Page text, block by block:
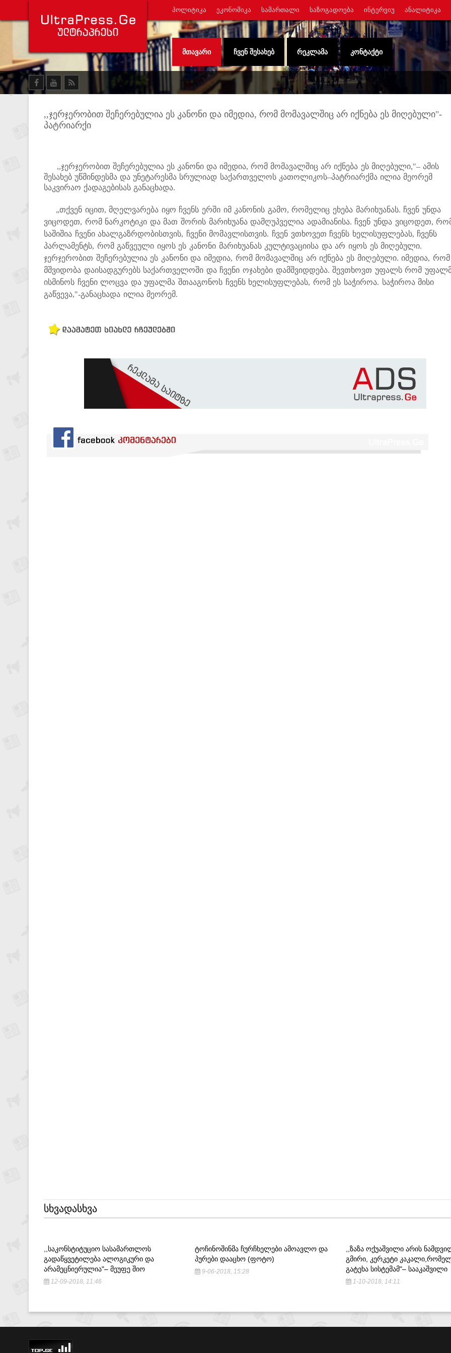
ᲞᲝᲚᲘᲢᲘᲙᲐ ᲔᲙᲝᲜᲝᲛᲘᲙᲐ ᲡᲐᲛᲐᲠᲗᲐᲚᲘ ᲡᲐᲖᲝᲒᲐᲓᲝᲔᲑᲐ ᲘᲜᲢᲔᲠᲕᲘᲣ ᲐᲜᲐᲚᲘᲢᲘᲙᲐ
ᲛᲗᲐᲕᲐᲠᲘ ᲩᲕᲔᲜ ᲨᲔᲡᲐᲮᲔᲑ ᲠᲔᲙᲚᲐᲛᲐ ᲙᲝᲜᲢᲐᲥᲢᲘ
,,ჯერჯერობით შეჩერებულია ეს კანონი და იმედია, რომ მომავალშიც არ იქნება ეს მიღებული"-
პატრიარქი
,,ჯერჯერობით შეჩერებულია ეს კანონი და იმედია, რომ მომავალშიც არ იქნება ეს მიღებული,"– ამის
შესახებ უწმინდესმა და უნეტარესმა სრულიად საქართველოს კათოლიკოს–პატრიარქმა ილია მეორემ
საკვირაო ქადაგებისას განაცხადა.
„თქვენ იცით, მღელვარება იყო ჩვენს ერში იმ კანონის გამო, რომელიც ეხება მარიხუანას. ჩვენ უნდა
ვიცოდეთ, რომ ნარკოტიკი და მათ შორის მარიხუანა დამღუპველია ადამიანისა. ჩვენ უნდა ვიცოდეთ,
საშიშია ჩვენი ახალგაზრდობისთვის, ჩვენი მომავლისთვის. ჩვენ ვთხოვეთ ჩვენს ხელისუფლებას, ჩვენს
პარლამენტს, რომ გაწვეული იყოს ეს კანონი მარიხუანას კულტივაციისა და არ იყოს ეს მიღებული.
ჯერჯერობით შეჩერებულია ეს კანონი და იმედია, რომ მომავალშიც არ იქნება ეს მიღებული. იმედია, რომ
მშვიდობა დაისადგურებს საქართველოში და ჩვენი ოჯახები დამშვიდდება. შევთხოვთ უფალს რომ
ისმინოს ჩვენი ლოცვა და უფალმა შთააგონოს ჩვენს ხელისუფლებას, რომ ეს საჭიროა. საჭიროა მისი
გაწვევა,"-განაცხადა ილია მეორემ.
ᲡᲮᲕᲐᲓᲐᲡᲮᲕᲐ
,,ᲡᲐᲙᲝᲜᲡᲢᲘᲢᲣᲪᲘᲝ ᲡᲐᲡᲐᲛᲐᲠᲗᲚᲝᲡ
ᲒᲐᲓᲐᲬᲧᲕᲔᲢᲘᲚᲔᲑᲐ ᲐᲚᲝᲒᲘᲙᲣᲠᲘ ᲓᲐ
ᲐᲠᲐᲛᲔᲪᲜᲘᲔᲠᲣᲚᲘᲐ"– ᲛᲔᲣᲤᲔ ᲨᲘᲝ
12-09-2018, 11:46
ᲢᲝᲩᲘᲜᲝᲨᲘᲜᲛᲐ ᲩᲣᲠᲩᲮᲔᲚᲔᲑᲘ ᲐᲛᲝᲐᲕᲚᲝ ᲓᲐ
ᲞᲣᲠᲔᲑᲘ ᲓᲐᲐᲪᲮᲝ (ᲤᲝᲢᲝ)
9-06-2018, 15:28
,,ᲖᲐᲖᲐ ᲝᲥᲣᲐᲨᲕᲘᲚᲘ ᲐᲠᲘᲡ
ᲒᲛᲘᲠᲘ, ᲙᲔᲠᲙᲔᲢᲘ
ᲒᲐᲢᲔᲮᲐ ᲡᲘᲡᲢᲔᲛᲐᲛ"– ᲡᲐᲐᲙᲐᲨᲕᲘᲚᲘ
1-10-2018, 14:11